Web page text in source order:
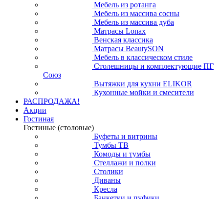
Мебель из ротанга
Мебель из массива сосны
Мебель из массива дуба
Матрасы Lonax
Венская классика
Матрасы BeautySON
Мебель в классическом стиле
Столешницы и комплектующие ПГ
Союз
Вытяжки для кухни ELIKOR
Кухонные мойки и смесители
РАСПРОДАЖА!
Акции
Гостиная
Гостиные (столовые)
Буфеты и витрины
Тумбы ТВ
Комоды и тумбы
Стеллажи и полки
Столики
Диваны
Кресла